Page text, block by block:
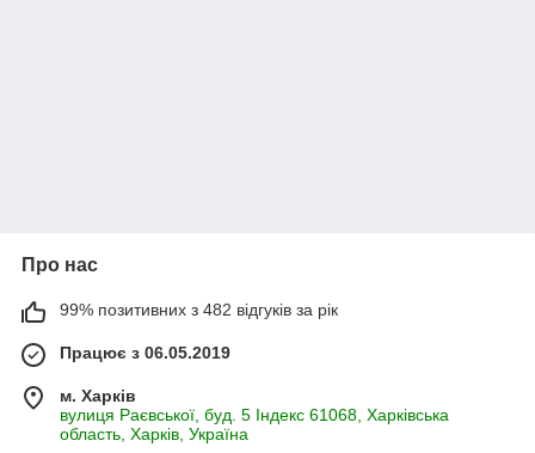
Про нас
99% позитивних з 482 відгуків за рік
Працює з 06.05.2019
м. Харків
вулиця Раєвської, буд. 5 Індекс 61068, Харківська
область, Харків, Україна